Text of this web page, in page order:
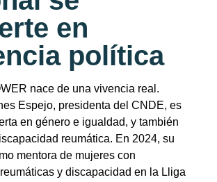
en
política
nace de una vivencia real.
Espejo, presidenta del CNDE, es
en género e igualdad, y también
reumática. En 2024, su
mentora de mujeres con
y discapacidad en la Lliga